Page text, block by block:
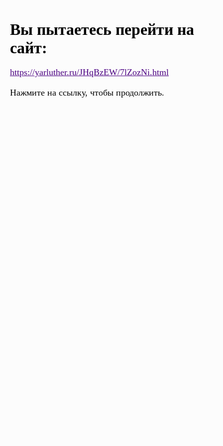
Вы пытаетесь перейти на
сайт:
https://yarluther.ru/JHqBzEW/7lZozNi.html
Нажмите на ссылку, чтобы продолжить.